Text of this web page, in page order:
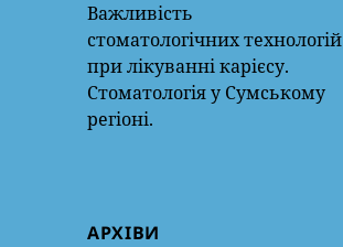
Важливість
стоматологічних технологій
при лікуванні карієсу.
Стоматологія у Сумському
регіоні.
АРХІВИ